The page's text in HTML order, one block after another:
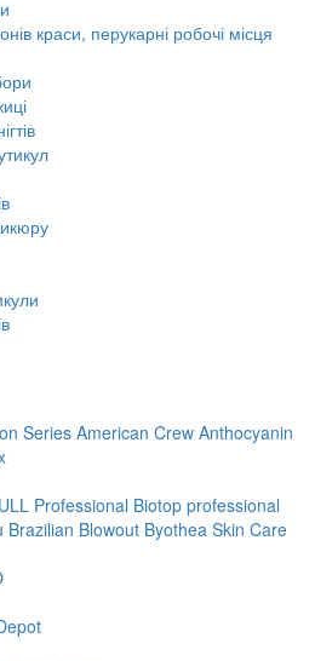
краси, перукарні робочі місця
Series American Crew Anthocyanin
Professional Biotop professional
Brazilian Blowout Byothea Skin Care